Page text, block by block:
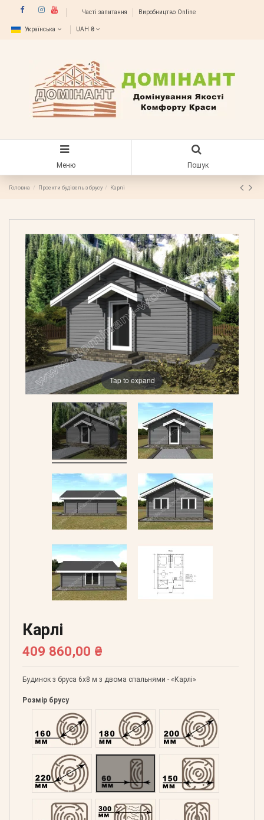
Часті запитання Виробництво Online
Українська UAH ₴
Меню Пошук
Головна Проекти будівель з брусу Карлі
Tap to expand
Карлі
409 860,00 ₴
Будинок з бруса 6х8 м з двома спальнями - «Карлі»
Розмір брусу
Оциліндрований 160Оциліндрований 180Оциліндрований 200
Оциліндрований 220Профільований 60 Профільований 150
Профільований 200Подвійний 300 Клеєний 120